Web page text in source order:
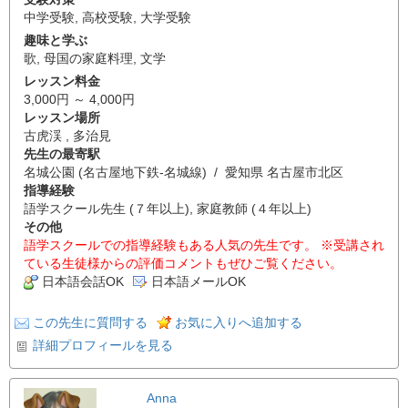
中学受験 高校受験 大学受験
趣味と学ぶ
歌 母国の家庭料理 文学
レッスン料金
3,000円 ～ 4,000円
レッスン場所
古虎渓 , 多治見
先生の最寄駅
名城公園 (名古屋地下鉄-名城線) / 愛知県 名古屋市北区
指導経験
語学スクール先生 (７年以上), 家庭教師 (４年以上)
その他
語学スクールでの指導経験もある人気の先生です。 ※受講され
ている生徒様からの評価コメントもぜひご覧ください。
日本語会話OK
日本語メールOK
この先生に質問する
お気に入りへ追加する
詳細プロフィールを見る
Anna